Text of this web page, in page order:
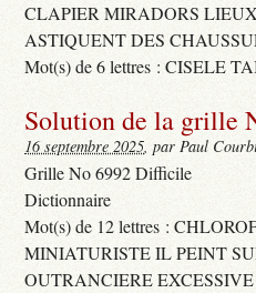
CLAPIER MIRADORS
ASTIQUENT DES
Mot(s) de 6 lettres : CISELE
Solution de la grille
16 septembre 2025, par Paul
Grille No 6992 Difficile
Dictionnaire
Mot(s) de 12 lettres :
MINIATURISTE IL PEINT
OUTRANCIERE